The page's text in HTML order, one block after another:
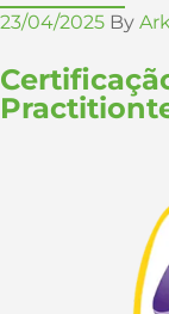
23/04/2025 By